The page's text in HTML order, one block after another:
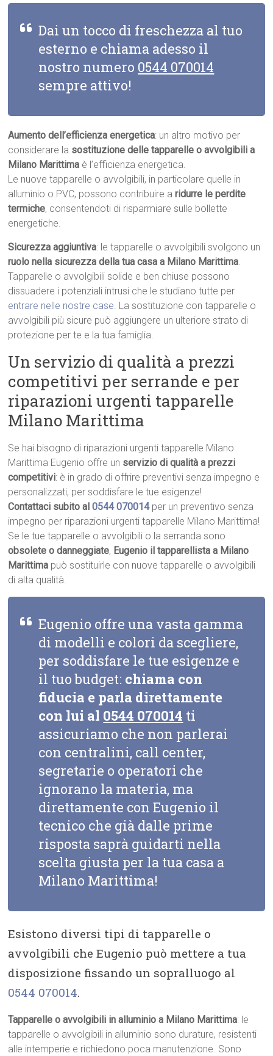
Dai un tocco di freschezza al tuo
esterno e chiama adesso il
nostro numero 0544 070014
sempre attivo!
Aumento dell’efficienza energetica: un altro motivo per
considerare la sostituzione delle tapparelle o avvolgibili a
Milano Marittima è l’efficienza energetica.
Le nuove tapparelle o avvolgibili, in particolare quelle in
alluminio o PVC, possono contribuire aridurre le perdite
termiche, consentendoti di risparmiare sulle bollette
energetiche.
Sicurezza aggiuntiva: le tapparelle o avvolgibili svolgono un
ruolo nella sicurezza della tua casa a Milano Marittima.
Tapparelle o avvolgibili solide e ben chiuse possono
dissuadere i potenziali intrusi che le studiano tutte per
entrare nelle nostre case. La sostituzione con tapparelle o
avvolgibili più sicure può aggiungere un ulteriore strato di
protezione per te e la tua famiglia.
Un servizio di qualità a prezzi
competitivi per serrande e per
riparazioni urgenti tapparelle
Milano Marittima
Se hai bisogno di riparazioni urgenti tapparelle Milano
Marittima Eugenio offre un servizio di qualità a prezzi
competitivi: è in grado di offrire preventivi senza impegno e
personalizzati, per soddisfare le tue esigenze!
Contattaci subito al0544 070014 per un preventivo senza
impegno per riparazioni urgenti tapparelle Milano Marittima!
Se le tue tapparelle o avvolgibili o la serranda sono
obsolete o danneggiate, Eugenio il tapparellista a Milano
Marittima può sostituirle con nuove tapparelle o avvolgibili
di alta qualità.
Eugenio offre una vasta gamma
di modelli e colori da scegliere,
per soddisfare le tue esigenze e
il tuo budget: chiama con
fiducia e parla direttamente
con lui al 0544 070014 ti
assicuriamo che non parlerai
con centralini, call center,
segretarie o operatori che
ignorano la materia, ma
direttamente con Eugenio il
tecnico che già dalle prime
risposta saprà guidarti nella
scelta giusta per la tua casa a
Milano Marittima!
Esistono diversi tipi di tapparelle o
avvolgibili che Eugenio può mettere a tua
disposizione fissando un sopralluogo al
0544 070014.
Tapparelle o avvolgibili in alluminio a Milano Marittima: le
tapparelle o avvolgibili in alluminio sono durature, resistenti
alle intemperie e richiedono poca manutenzione. Sono